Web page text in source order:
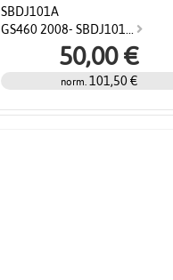
SBDJ101A
GS460 2008- SBDJ101...
50,00 €
norm. 101,50 €